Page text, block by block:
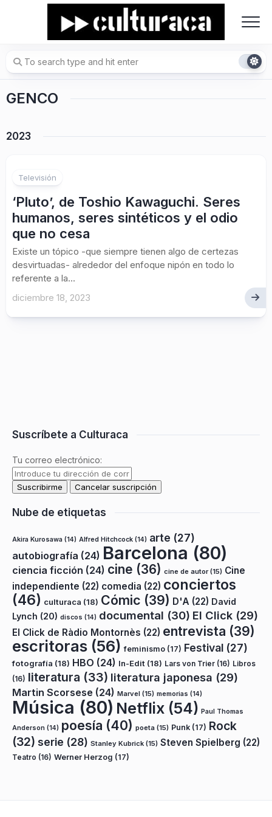
GENCO
2023
Televisión
‘Pluto’, de Toshio Kawaguchi. Seres
humanos, seres sintéticos y el odio
que no cesa
Existe un tópico -que siempre tienen algo de certezas
desvirtuadas- alrededor del enfoque nipón en todo lo
referente a la...
diciembre 18, 2023
Suscríbete a Culturaca
Tu correo electrónico:
Nube de etiquetas
Akira Kurosawa (14) Alfred Hitchcock (14) arte (27)
autobiografía (24) Barcelona (80)
ciencia ficción (24) cine (36) cine de autor(15) Cine
independiente (22) comedia (22) conciertos
(46) culturaca (18) Cómic (39) D'A (22) David
Lynch (20) discos (14) documental (30) El Click (29)
El Click de Ràdio Montornès (22) entrevista (39)
escritoras (56) feminismo (17) Festival (27)
fotografía (18) HBO (24) In-Edit (18) Lars von Trier (16) Libros
(16) literatura (33) literatura japonesa (29)
Martin Scorsese (24) Marvel (15) memorias (14)
Música (80) Netflix (54) Paul Thomas
Anderson (14) poesía (40) poeta (15) Punk (17) Rock
(32) serie (28) Stanley Kubrick (15) Steven Spielberg (22)
Teatro (16) Werner Herzog (17)